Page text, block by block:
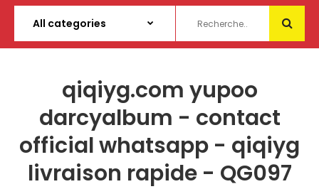
qiqiyg.com yupoo
darcyalbum - contact
official whatsapp - qiqiyg
livraison rapide - QG097